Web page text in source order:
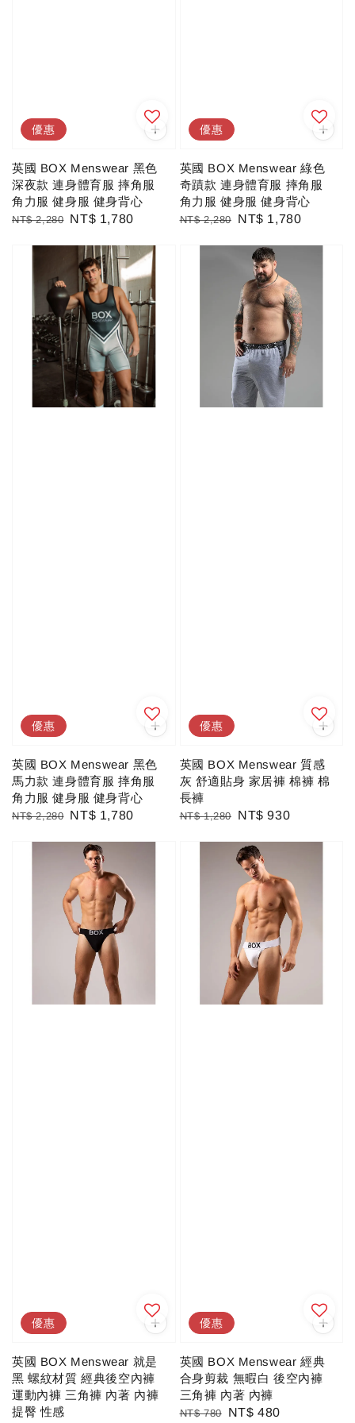
優惠
英國 BOX Menswear 黑色
深夜款 連身體育服 摔角服
角力服 健身服 健身背心
Regular
NT$ 2,280 Sale
NT$ 1,780
優惠
英國 BOX Menswear 綠色
奇蹟款 連身體育服 摔角服
角力服 健身服 健身背心
Regular
NT$ 2,280
Sale
NT$ 1,780
優惠
英國 BOX Menswear 黑色
馬力款 連身體育服 摔角服
角力服 健身服 健身背心
Regular
NT$ 2,280 Sale
NT$ 1,780
優惠
英國 BOX Menswear 質感
灰 舒適貼身 家居褲 棉褲 棉
長褲
Regular
NT$ 1,280
Sale
NT$ 930
優惠
英國 BOX Menswear 就是
黑 螺紋材質 經典後空內褲
運動內褲 三角褲 內著 內褲
提臀 性感
優惠
英國 BOX Menswear 經典
合身剪裁 無暇白 後空內褲
三角褲 內著 內褲
Regular
NT$ 780
Sale
NT$ 480